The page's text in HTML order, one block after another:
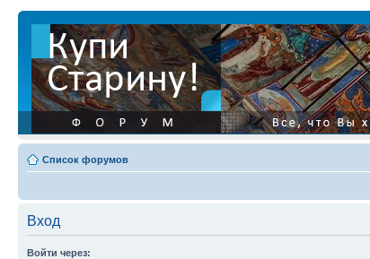
Список форумов
Вход
Войти через: